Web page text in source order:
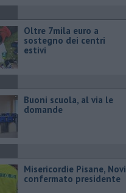
Oltre 7mila euro a
sostegno dei centri
estivi
Buoni scuola, al via le
domande
Misericordie Pisane, Novi
confermato presidente